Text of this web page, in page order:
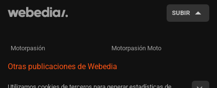
SUBIR
Motorpasión Motorpasión Moto
Otras publicaciones de Webedia